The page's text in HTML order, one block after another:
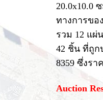
20.0x10.0
ทางการขอ
รวม 12 แผ่
42 ชิ้น ที่ถูก
8359 ซึ่งรา
Auction